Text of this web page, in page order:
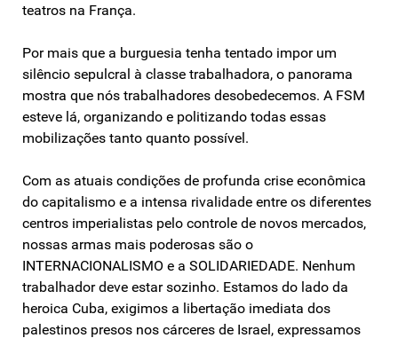
teatros na França.
Por mais que a burguesia tenha tentado impor um
silêncio sepulcral à classe trabalhadora, o panorama
mostra que nós trabalhadores desobedecemos. A FSM
esteve lá, organizando e politizando todas essas
mobilizações tanto quanto possível.
Com as atuais condições de profunda crise econômica
do capitalismo e a intensa rivalidade entre os diferentes
centros imperialistas pelo controle de novos mercados,
nossas armas mais poderosas são o
INTERNACIONALISMO e a SOLIDARIEDADE. Nenhum
trabalhador deve estar sozinho. Estamos do lado da
heroica Cuba, exigimos a libertação imediata dos
palestinos presos nos cárceres de Israel, expressamos